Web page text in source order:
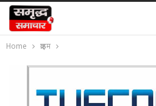
Home क्राइम